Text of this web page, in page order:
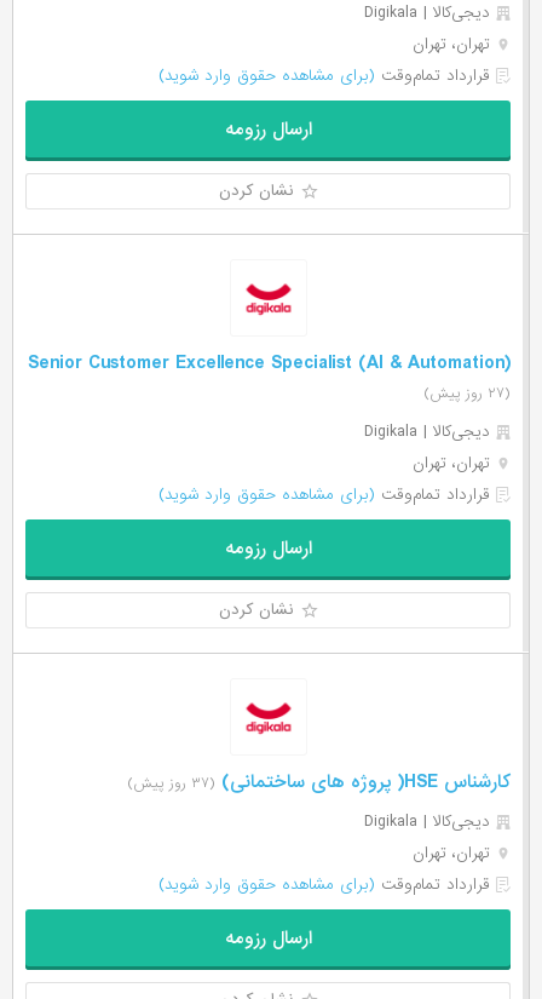
دیجی‌‌کالا | Digikala
تهران، تهران
قرارداد تمام‌وقت (برای مشاهده حقوق وارد شوید)
ارسال رزومه
نشان کردن
(Senior Customer Excellence Specialist (AI & Automation
(۲۷ روز پیش)
دیجی‌‌کالا | Digikala
تهران، تهران
قرارداد تمام‌وقت (برای مشاهده حقوق وارد شوید)
ارسال رزومه
نشان کردن
کارشناس HSE( پروژه های ساختمانی) (۳۷ روز پیش)
دیجی‌‌کالا | Digikala
تهران، تهران
قرارداد تمام‌وقت (برای مشاهده حقوق وارد شوید)
ارسال رزومه